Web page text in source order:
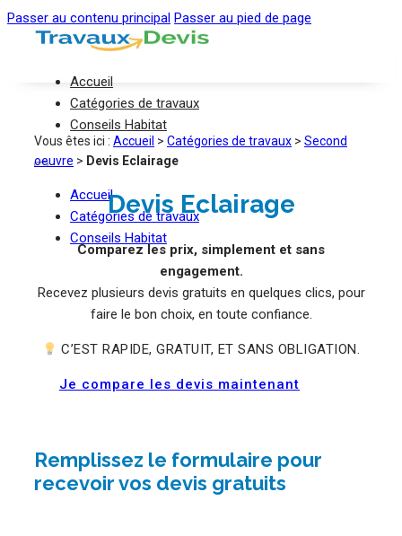
Passer au contenu principal Passer au pied de page
Accueil
Catégories de travaux
Conseils Habitat
Accueil
Catégories de travaux
Conseils Habitat
Vous êtes ici : Accueil > Catégories de travaux > Second
oeuvre > Devis Eclairage
Devis Eclairage
Comparez les prix, simplement et sans
engagement.
Recevez plusieurs devis gratuits en quelques clics, pour
faire le bon choix, en toute confiance.
C’EST RAPIDE, GRATUIT, ET SANS OBLIGATION.
Je compare les devis maintenant
Remplissez le formulaire pour
recevoir vos devis gratuits